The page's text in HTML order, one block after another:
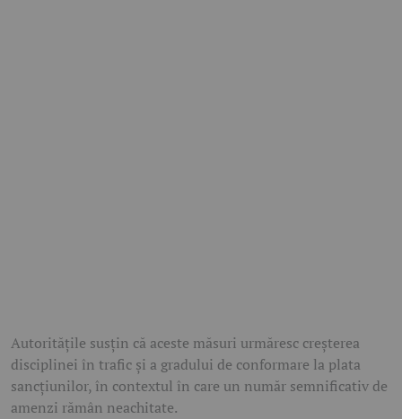
Autoritățile susțin că aceste măsuri urmăresc creșterea
disciplinei în trafic și a gradului de conformare la plata
sancțiunilor, în contextul în care un număr semnificativ de
amenzi rămân neachitate.